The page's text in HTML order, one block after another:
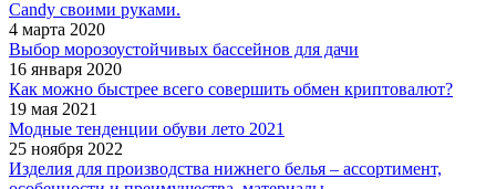
Candy своими руками.
4 марта 2020
Выбор морозоустойчивых бассейнов для дачи
16 января 2020
Как можно быстрее всего совершить обмен криптовалют?
19 мая 2021
Модные тенденции обуви лето 2021
25 ноября 2022
Изделия для производства нижнего белья – ассортимент,